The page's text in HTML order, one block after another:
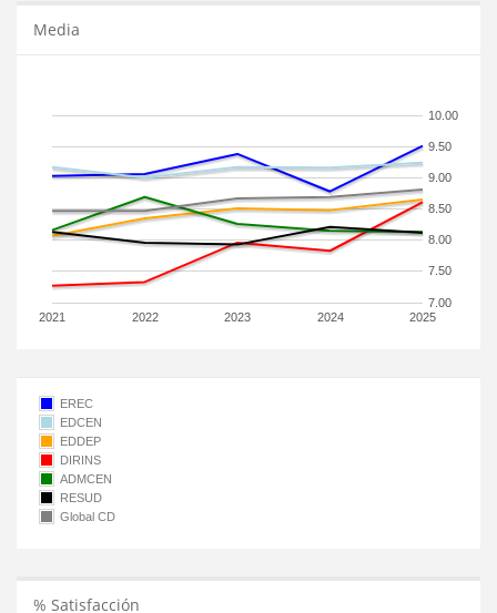
Media
2021 2022 2023 2024 2025
7.00
7.50
8.00
8.50
9.00
9.50
10.00
EREC
EDCEN
EDDEP
DIRINS
ADMCEN
RESUD
Global CD
% Satisfacción